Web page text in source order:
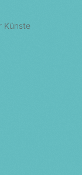
Künste